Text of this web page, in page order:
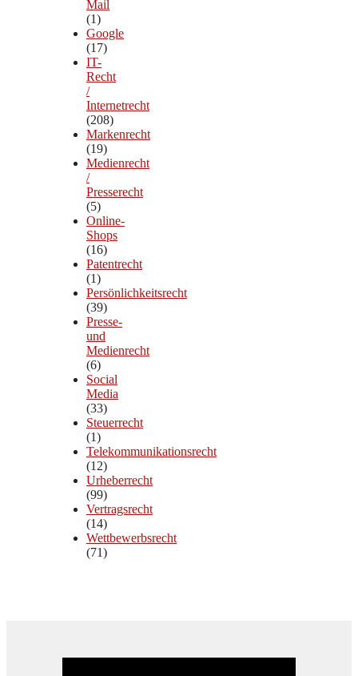
Mail
(1)
Google
(17)
IT-
Recht
/
Internetrecht
(208)
Markenrecht
(19)
Medienrecht
/
Presserecht
(5)
Online-
Shops
(16)
Patentrecht
(1)
Persönlichkeitsrecht
(39)
Presse-
und
Medienrecht
(6)
Social
Media
(33)
Steuerrecht
(1)
Telekommunikationsrecht
(12)
Urheberrecht
(99)
Vertragsrecht
(14)
Wettbewerbsrecht
(71)